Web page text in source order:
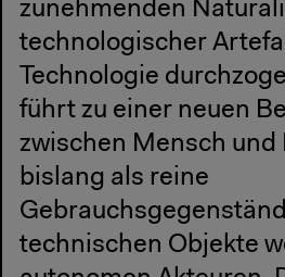
zunehmenden
technologischer
Technologie
führt zu einer neuen
zwischen Mensch und
bislang als reine
technischen Objekte